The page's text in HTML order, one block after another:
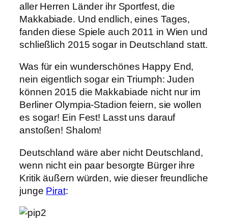
aller Herren Länder ihr Sportfest, die
Makkabiade. Und endlich, eines Tages,
fanden diese Spiele auch 2011 in Wien und
schließlich 2015 sogar in Deutschland statt.
Was für ein wunderschönes Happy End,
nein eigentlich sogar ein Triumph: Juden
können 2015 die Makkabiade nicht nur im
Berliner Olympia-Stadion feiern, sie wollen
es sogar! Ein Fest! Lasst uns darauf
anstoßen! Shalom!
Deutschland wäre aber nicht Deutschland,
wenn nicht ein paar besorgte Bürger ihre
Kritik äußern würden, wie dieser freundliche
junge Pirat: